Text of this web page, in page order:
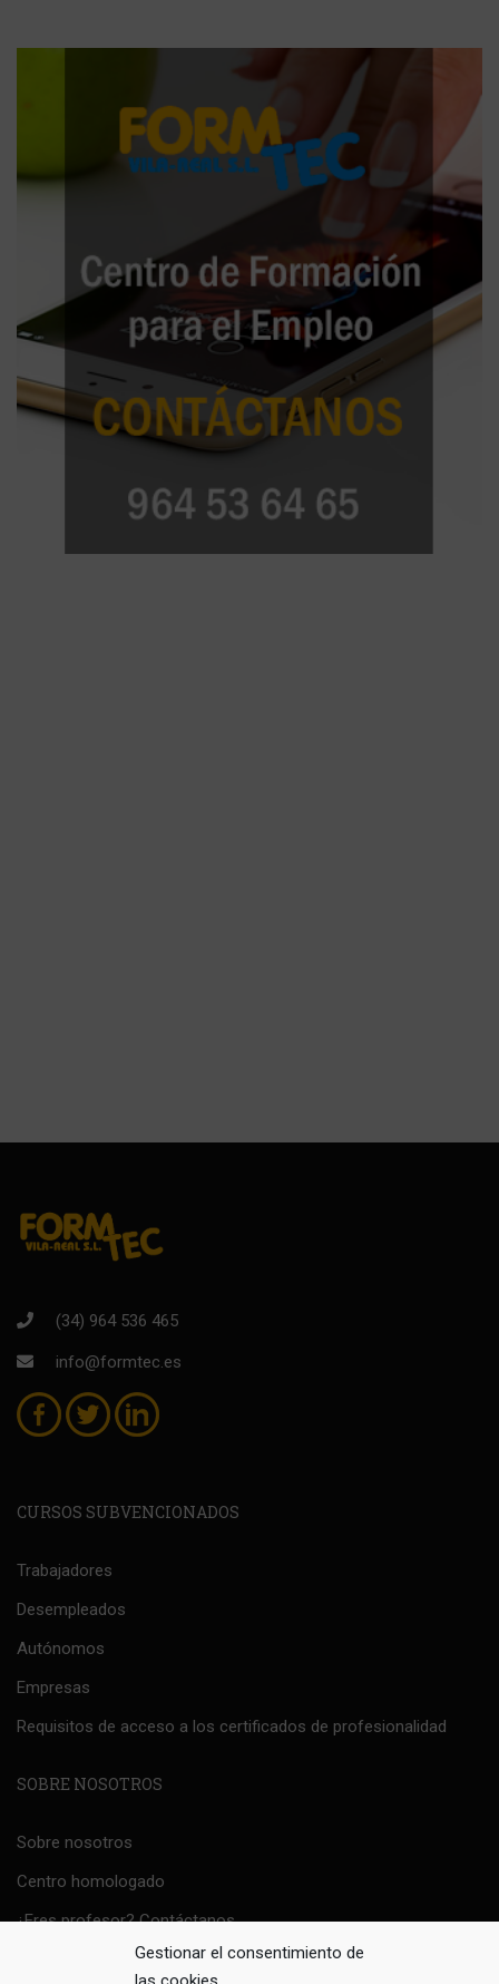
Gestionar el consentimiento de
(34) 964 536 465
info@formtec.es
CURSOS SUBVENCIONADOS
Trabajadores
Desempleados
Autónomos
Empresas
Requisitos de acceso a los certificados de profesionalidad
SOBRE NOSOTROS
Sobre nosotros
Centro homologado
¿Eres profesor? Contáctanos
Política Sistema de Gestión Integrado